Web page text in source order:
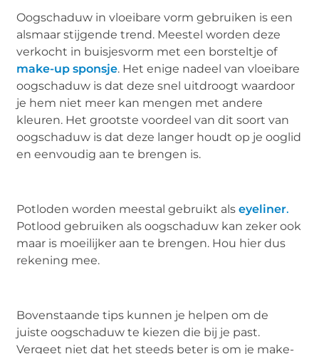
Oogschaduw in vloeibare vorm gebruiken is een
alsmaar stijgende trend. Meestel worden deze
verkocht in buisjesvorm met een borsteltje of
make-up sponsje. Het enige nadeel van vloeibare
oogschaduw is dat deze snel uitdroogt waardoor
je hem niet meer kan mengen met andere
kleuren. Het grootste voordeel van dit soort van
oogschaduw is dat deze langer houdt op je ooglid
en eenvoudig aan te brengen is.
Potloden worden meestal gebruikt alseyeliner.
Potlood gebruiken als oogschaduw kan zeker ook
maar is moeilijker aan te brengen. Hou hier dus
rekening mee.
Bovenstaande tips kunnen je helpen om de
juiste oogschaduw te kiezen die bij je past.
Vergeet niet dat het steeds beter is om je make-